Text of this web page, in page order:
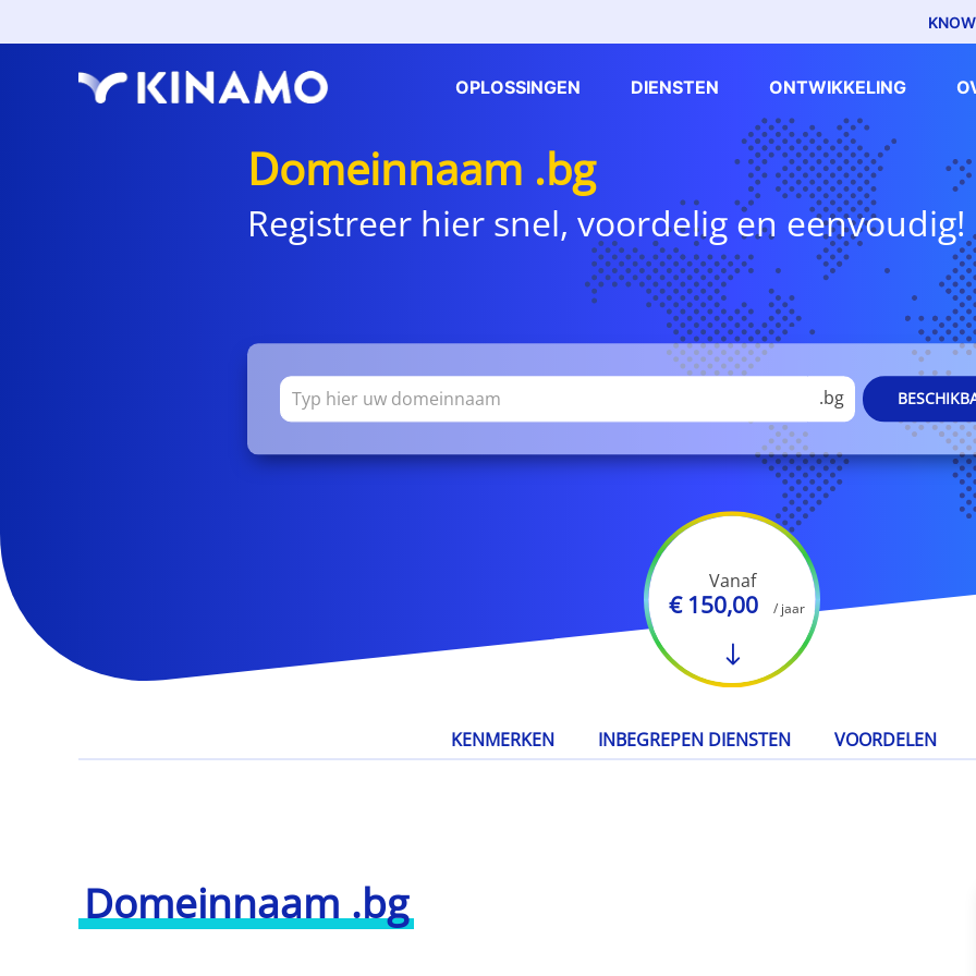
OPLOSSINGEN DIENSTEN ONTWIKKELING
Domeinnaam .bg
Registreer hier snel, voordelig en eenvoudig!
.bg
Vanaf
€ 150,00 / jaar
KENMERKEN INBEGREPEN DIENSTEN VOORDELEN
Domeinnaam .bg